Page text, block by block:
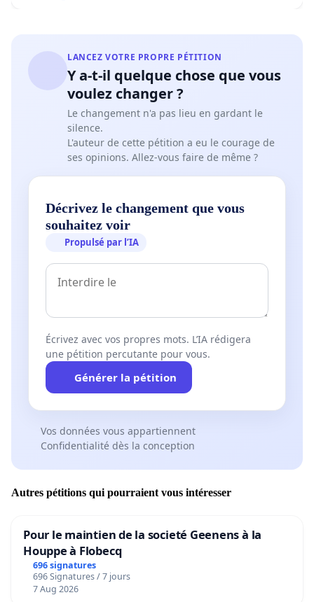
LANCEZ VOTRE PROPRE PÉTITION
Y a-t-il quelque chose que vous
voulez changer ?
Le changement n'a pas lieu en gardant le
silence.
L'auteur de cette pétition a eu le courage de
ses opinions. Allez-vous faire de même ?
Décrivez le changement que vous
souhaitez voir
Propulsé par l’IA
Écrivez avec vos propres mots. L’IA rédigera
une pétition percutante pour vous.
Générer la pétition
Vos données vous appartiennent
Confidentialité dès la conception
Autres pétitions qui pourraient vous intéresser
Pour le maintien de la societé Geenens à la
Houppe à Flobecq
696 signatures
696 Signatures / 7 jours
7 Aug 2026